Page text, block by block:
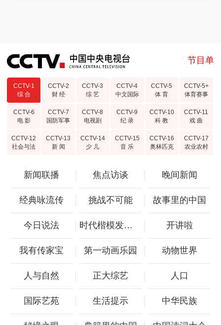
节目单
CCTV-1
综 合
CCTV-2
财 经
CCTV-3
综 艺
CCTV-4
中文国际
CCTV-5
体 育
CCTV-5+
体育赛事
CCTV-6
电 影
CCTV-7
国防军事
CCTV-8
电视剧
CCTV-9
纪 录
CCTV-10
科 教
CCTV-11
戏 曲
CCTV-12
社会与法
CCTV-13
新 闻
CCTV-14
少 儿
CCTV-15
音 乐
CCTV-16
奥林匹克
CCTV-17
农业农村
新闻联播 焦点访谈 晚间新闻
经典咏流传 挑战不可能 故事里的中国
今日说法 时代楷模发布厅 开讲啦
我有传家宝 第一动画乐园 动物世界
人与自然 正大综艺 人口
国际艺苑 生活提示 中华民族